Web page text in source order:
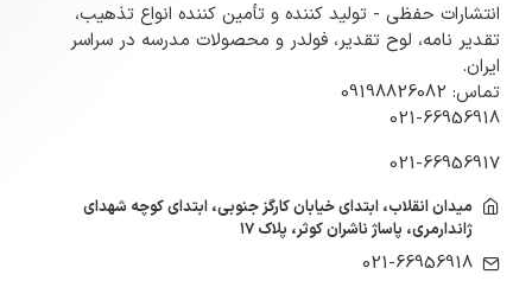
انتشارات حفظی - تولید کننده و تأمین کننده انواع تذهیب،
تقدیر نامه، لوح تقدیر، فولدر و محصولات مدرسه در سراسر
ایران.
تماس: 09198826082
021-66956918
021-66956917
میدان انقلاب، ابتدای خیابان کارگز جنوبی، ابتدای کوچه شهدای
ژاندارمری، پاساژ ناشران کوثر، پلاک ۱۷
021-66956918